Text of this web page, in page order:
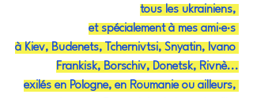
tous les ukrainiens,
et spécialement à mes ami·e·s
à Kiev, Budenets, Tchernivtsi, Snyatin, Ivano
Frankisk, Borschiv, Donetsk, Rivnè...
exilés en Pologne, en Roumanie ou ailleurs,